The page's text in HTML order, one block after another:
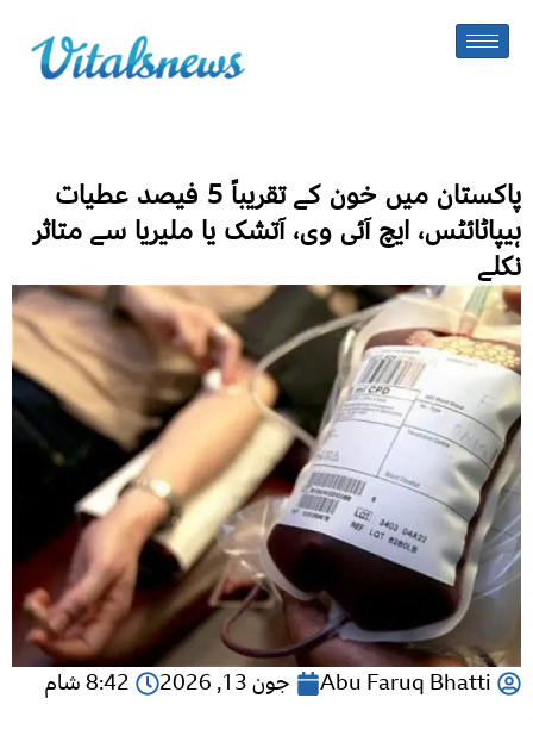
پاکستان میں خون کے تقریباً 5 فیصد عطیات
ہیپاٹائٹس، ایچ آئی وی، آتشک یا ملیریا سے متاثر
نکلے
Abu Faruq Bhatti جون 13, 2026 8:42 شام